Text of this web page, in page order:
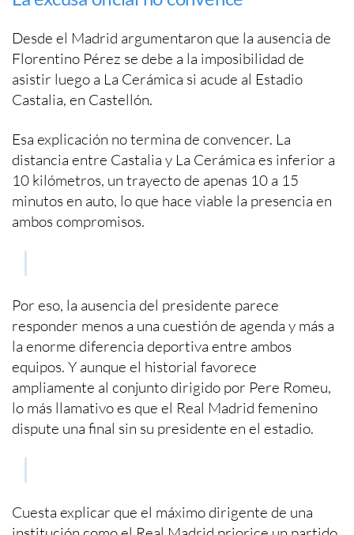
Desde el Madrid argumentaron que la ausencia de
Florentino Pérez se debe a la imposibilidad de
asistir luego a La Cerámica si acude al Estadio
Castalia, en Castellón.
Esa explicación no termina de convencer. La
distancia entre Castalia y La Cerámica es inferior a
10 kilómetros, un trayecto de apenas 10 a 15
minutos en auto, lo que hace viable la presencia en
ambos compromisos.
Por eso, la ausencia del presidente parece
responder menos a una cuestión de agenda y más a
la enorme diferencia deportiva entre ambos
equipos. Y aunque el historial favorece
ampliamente al conjunto dirigido por Pere Romeu,
lo más llamativo es que el Real Madrid femenino
dispute una final sin su presidente en el estadio.
Cuesta explicar que el máximo dirigente de una